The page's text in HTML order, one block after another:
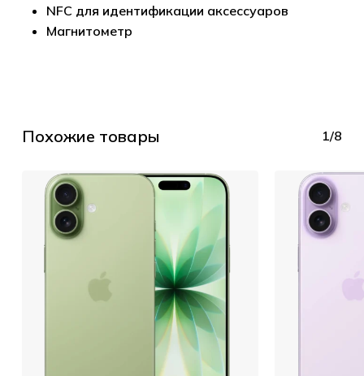
NFC для идентификации аксессуаров
Магнитометр
Похожие товары 1/8